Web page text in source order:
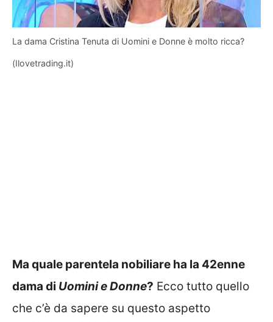
La dama Cristina Tenuta di Uomini e Donne è molto ricca?
(Ilovetrading.it)
Ma quale parentela nobiliare ha la 42enne
dama di Uomini e Donne? Ecco tutto quello
che c’è da sapere su questo aspetto